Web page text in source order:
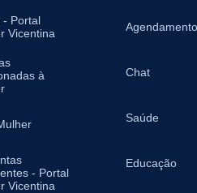
- Portal
Vicentina
à
- Portal
Vicentina
Agendamento
Chat
Saúde
Educação